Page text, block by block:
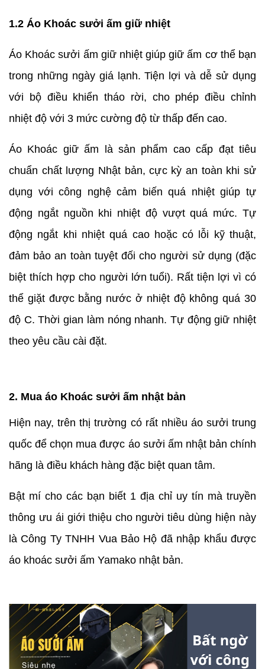
1.2 Áo Khoác sưởi ấm giữ nhiệt
Áo Khoác sưởi ấm giữ nhiệt giúp giữ ấm cơ thể bạn
trong những ngày giá lạnh. Tiện lợi và dễ sử dụng
với bộ điều khiển tháo rời, cho phép điều chỉnh
nhiệt độ với 3 mức cường độ từ thấp đến cao.
Áo Khoác giữ ấm là sản phẩm cao cấp đạt tiêu
chuẩn chất lượng Nhật bản, cực kỳ an toàn khi sử
dụng với công nghệ cảm biến quá nhiệt giúp tự
động ngắt nguồn khi nhiệt độ vượt quá mức. Tự
động ngắt khi nhiệt quá cao hoặc có lỗi kỹ thuật,
đảm bảo an toàn tuyệt đối cho người sử dụng (đặc
biệt thích hợp cho người lớn tuổi). Rất tiện lợi vì có
thể giặt được bằng nước ở nhiệt độ không quá 30
độ C. Thời gian làm nóng nhanh. Tự động giữ nhiệt
theo yêu cầu cài đặt.
2. Mua áo Khoác sưởi ấm nhật bản
Hiện nay, trên thị trường có rất nhiều áo sưởi trung
quốc để chọn mua được áo sưởi ấm nhật bản chính
hãng là điều khách hàng đặc biệt quan tâm.
Bật mí cho các bạn biết 1 địa chỉ uy tín mà truyền
thông ưu ái giới thiệu cho người tiêu dùng hiện này
là Công Ty TNHH Vua Bảo Hộ đã nhập khẩu được
áo khoác sưởi ấm Yamako nhật bản.